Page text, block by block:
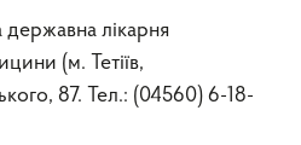
державна лікарня
(м. Тетіїв,
87. Тел.: (04560) 6-18-